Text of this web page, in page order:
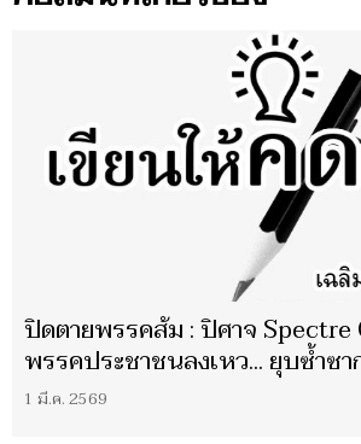
ปิดตายพรรคส้ม : ปิศาจ
พรรคประชาชนลงเหว... ยุบซ้ำซา
1 มี.ค. 2569